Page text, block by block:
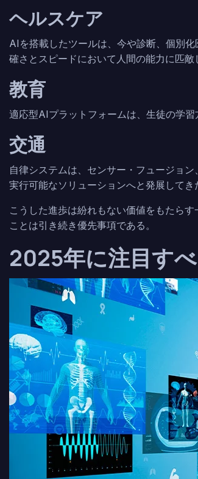
ヘルスケア
AIを搭載したツールは、今や診断、個別
確さとスピードにおいて人間の能力に匹敵
教育
適応型AIプラットフォームは、生徒の学
交通
自律システムは、センサー・フュージョ
実行可能なソリューションへと発展してき
こうした進歩は紛れもない価値をもたら
ことは引き続き優先事項である。
2025年に注目す